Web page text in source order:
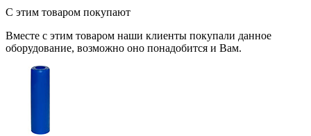
С этим товаром покупают
Вместе с этим товаром наши клиенты покупали данное
оборудование, возможно оно понадобится и Вам.